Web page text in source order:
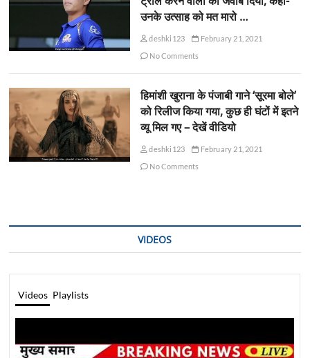
उनके उत्साह को मत मारो …
deshki123
February 21, 2021
No Comments
हिमांशी खुराना के पंजाबी गाने ‘सूरमा बोले’
को रिलीज किया गया, कुछ ही घंटों में इतने
व्यू मिल गए – देखें वीडियो
deshki123
February 21, 2021
No Comments
VIDEOS
Videos Playlists